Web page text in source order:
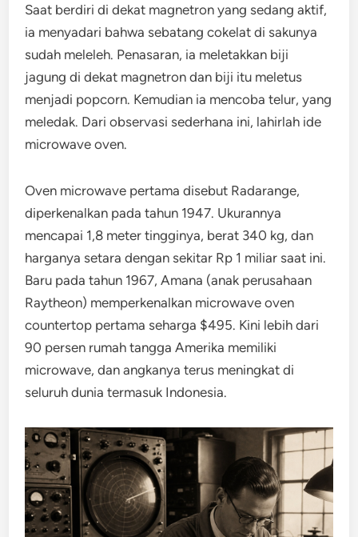
Saat berdiri di dekat magnetron yang sedang aktif,
ia menyadari bahwa sebatang cokelat di sakunya
sudah meleleh. Penasaran, ia meletakkan biji
jagung di dekat magnetron dan biji itu meletus
menjadi popcorn. Kemudian ia mencoba telur, yang
meledak. Dari observasi sederhana ini, lahirlah ide
microwave oven.
Oven microwave pertama disebut Radarange,
diperkenalkan pada tahun 1947. Ukurannya
mencapai 1,8 meter tingginya, berat 340 kg, dan
harganya setara dengan sekitar Rp 1 miliar saat ini.
Baru pada tahun 1967, Amana (anak perusahaan
Raytheon) memperkenalkan microwave oven
countertop pertama seharga $495. Kini lebih dari
90 persen rumah tangga Amerika memiliki
microwave, dan angkanya terus meningkat di
seluruh dunia termasuk Indonesia.